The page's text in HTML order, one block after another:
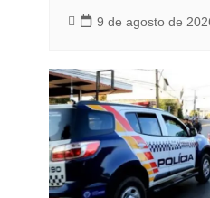
9 de agosto de